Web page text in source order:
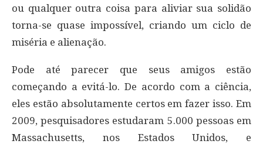
ou qualquer outra coisa para aliviar sua solidão
torna-se quase impossível, criando um ciclo de
miséria e alienação.
Pode até parecer que seus amigos estão
começando a evitá-lo. De acordo com a ciência,
eles estão absolutamente certos em fazer isso. Em
2009, pesquisadores estudaram 5.000 pessoas em
Massachusetts, nos Estados Unidos, e